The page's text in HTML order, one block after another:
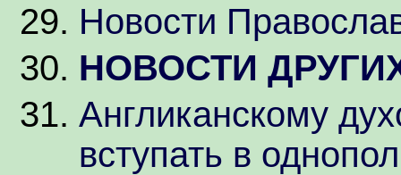
Новости
НОВОСТИ
Англиканскому
вступать в